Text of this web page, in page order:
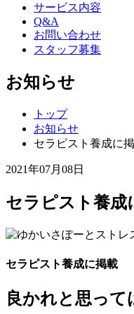
サービス内容
Q&A
お問い合わせ
スタッフ募集
お知らせ
トップ
お知らせ
セラピスト養成に
2021年07月08日
セラピスト養成
セラピスト養成に掲載
良かれと思っ